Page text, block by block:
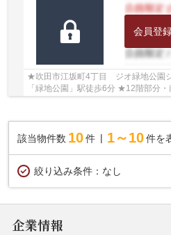
会員登
★吹田市江坂町4丁目 ジオ緑地公園
「緑地公園」駅徒歩6分 ★12階部分
眺望良好♪ ★専有面積68.23㎡の
該当物件数 10件 1～10 件を
絞り込み条件： なし
企業情報